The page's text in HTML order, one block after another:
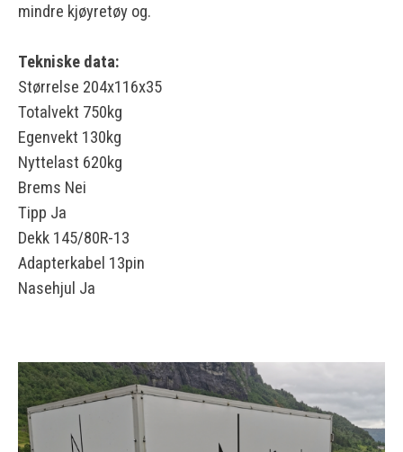
mindre kjøyretøy og.
Tekniske data:
Størrelse 204x116x35
Totalvekt 750kg
Egenvekt 130kg
Nyttelast 620kg
Brems Nei
Tipp Ja
Dekk 145/80R-13
Adapterkabel 13pin
Nasehjul Ja